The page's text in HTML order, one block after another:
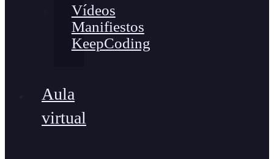
Vídeos
Manifiestos
KeepCoding
Aula
virtual